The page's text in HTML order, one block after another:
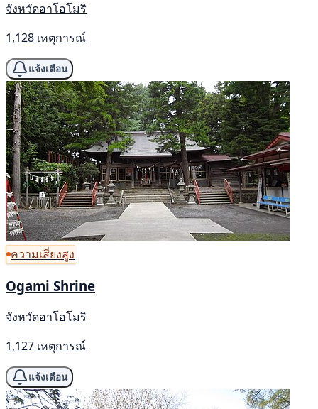
จังหวัดอาโอโมริ
1,128 เหตุการณ์
แจ้งเตือน
ความเสี่ยงสูง
Ogami Shrine
จังหวัดอาโอโมริ
1,127 เหตุการณ์
แจ้งเตือน